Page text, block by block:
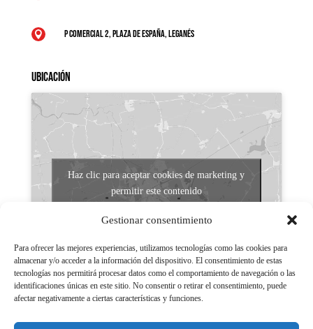
Gestionar consentimiento
Para ofrecer las mejores experiencias, utilizamos tecnologías como las cookies para
almacenar y/o acceder a la información del dispositivo. El consentimiento de estas
tecnologías nos permitirá procesar datos como el comportamiento de navegación o las
identificaciones únicas en este sitio. No consentir o retirar el consentimiento, puede
afectar negativamente a ciertas características y funciones.
 P Comercial 2, Plaza de España, Leganés
Ubicación
Haz clic para aceptar cookies de marketing y
permitir este contenido
Aviso legal